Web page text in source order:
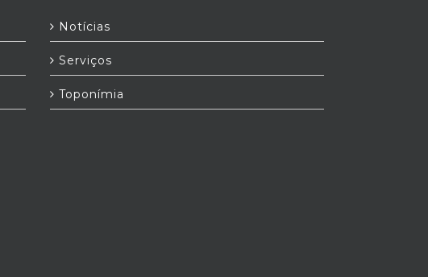
Notícias
Serviços
Toponímia